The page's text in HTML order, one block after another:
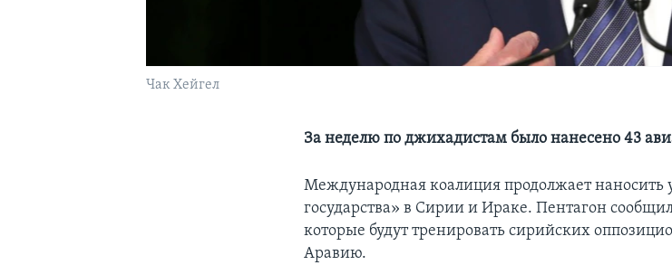
Чак Хейгел
За неделю по джихадистам было нанесено 43
Международная коалиция продолжает наносить
государства» в Сирии и Ираке. Пентагон
которые будут тренировать сирийских
Аравию.